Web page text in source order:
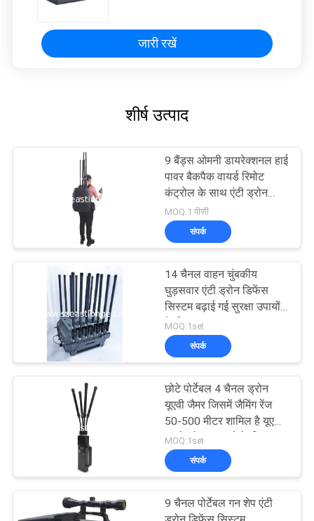
जारी रखें
शीर्ष उत्पाद
9 बैंड्स ओमनी डायरेक्शनल हाई
पावर बैकपैक वायर्ड रिमोट
कंट्रोल के साथ एंटी ड्रोन
यूएवी जैमर
MOQ:1 पीसी
संपर्क
14 चैनल वाहन चुंबकीय
घुड़सवार एंटी ड्रोन डिफेंस
सिस्टम बढ़ाई गई सुरक्षा उपायों
के लिए AC 220V DC 24V
काउंटर ड्रोन FPV द्वारा
संचालित
MOQ:1set
संपर्क
छोटे पोर्टेबल 4 चैनल ड्रोन
यूएवी जैमर जिसमें जैमिंग रेंज
50-500 मीटर शामिल है यूएवी
खतरे को कम करने के लिए
प्रौद्योगिकी
MOQ:1set
संपर्क
9 चैनल पोर्टेबल गन शेप एंटी